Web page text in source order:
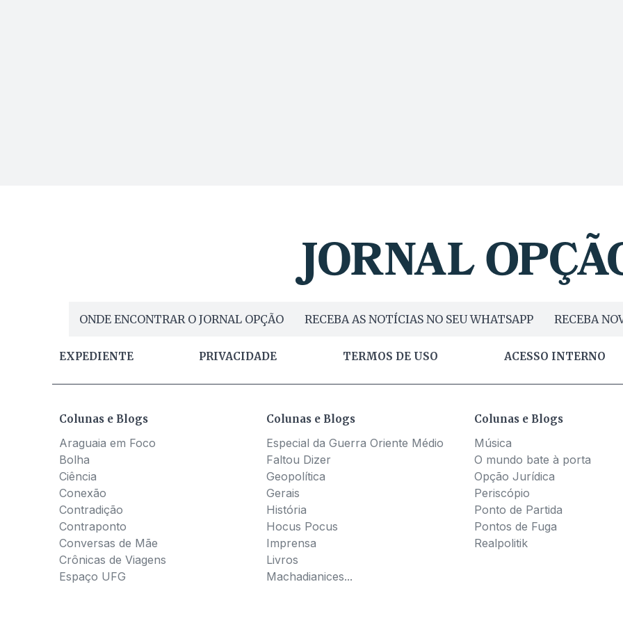
ONDE ENCONTRAR O JORNAL OPÇÃO RECEBA AS NOTÍCIAS NO SEU WHATSAPP RECEBA
EXPEDIENTE PRIVACIDADE TERMOS DE USO ACESSO INTERNO
Colunas e Blogs
Araguaia em Foco
Bolha
Ciência
Conexão
Contradição
Contraponto
Conversas de Mãe
Crônicas de Viagens
Espaço UFG
Colunas e Blogs
Especial da Guerra Oriente Médio
Faltou Dizer
Geopolítica
Gerais
História
Hocus Pocus
Imprensa
Livros
Machadianices...
Colunas e Blogs
Música
O mundo bate à porta
Opção Jurídica
Periscópio
Ponto de Partida
Pontos de Fuga
Realpolitik